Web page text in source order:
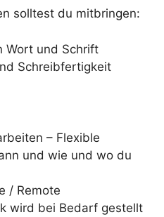
solltest du mitbringen:
Wort und Schrift
Schreibfertigkeit
– Flexible
und wie und wo du
/ Remote
wird bei Bedarf gestellt